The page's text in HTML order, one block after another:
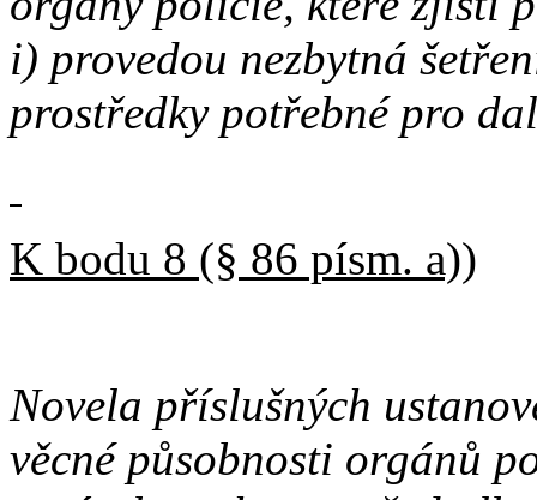
i) provedou nezbytná
prostředky potřebné pro
K bodu 8 (§ 86 písm. a))
Novela příslušných
věcné působnosti orgánů